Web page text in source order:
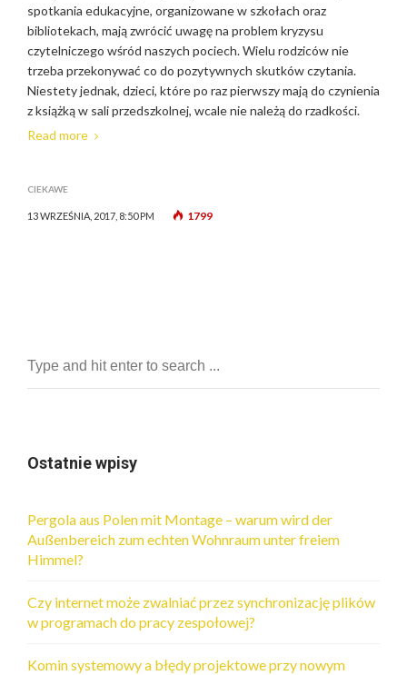
spotkania edukacyjne, organizowane w szkołach oraz
bibliotekach, mają zwrócić uwagę na problem kryzysu
czytelniczego wśród naszych pociech. Wielu rodziców nie
trzeba przekonywać co do pozytywnych skutków czytania.
Niestety jednak, dzieci, które po raz pierwszy mają do czynienia
z książką w sali przedszkolnej, wcale nie należą do rzadkości.
Read more
CIEKAWE
13 WRZEŚNIA, 2017, 8:50 PM 1799
Ostatnie wpisy
Pergola aus Polen mit Montage – warum wird der
Außenbereich zum echten Wohnraum unter freiem
Himmel?
Czy internet może zwalniać przez synchronizację plików
w programach do pracy zespołowej?
Komin systemowy a błędy projektowe przy nowym